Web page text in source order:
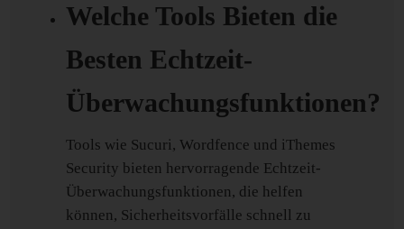
Welche Tools Bieten die
Besten Echtzeit-
Überwachungsfunktionen?
Tools wie Sucuri, Wordfence und iThemes
Security bieten hervorragende Echtzeit-
Überwachungsfunktionen, die helfen
können, Sicherheitsvorfälle schnell zu